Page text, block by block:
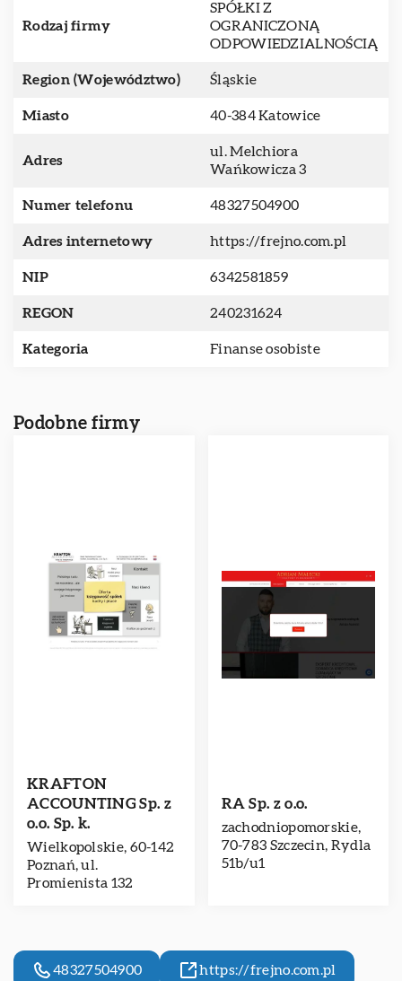
Rodzaj firmy
SPÓŁKI Z
OGRANICZONĄ
ODPOWIEDZIALNOŚCIĄ
Region (Województwo) Śląskie
Miasto 40-384 Katowice
Adres
ul. Melchiora
Wańkowicza 3
Numer telefonu 48327504900
Adres internetowy https://frejno.com.pl
NIP 6342581859
REGON 240231624
Kategoria Finanse osobiste
Podobne firmy
KRAFTON
ACCOUNTING Sp. z
o.o. Sp. k.
Wielkopolskie, 60-142
Poznań, ul.
Promienista 132
RA Sp. z o.o.
zachodniopomorskie,
70-783 Szczecin, Rydla
51b/u1
48327504900 https://frejno.com.pl